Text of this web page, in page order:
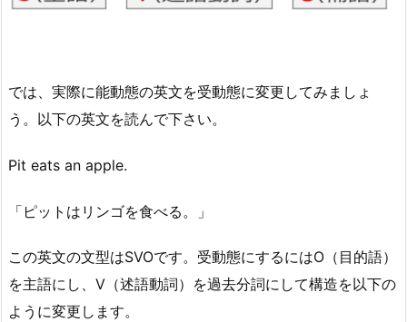
では、実際に能動態の英文を受動態に変更してみましょ
う。以下の英文を読んで下さい。
Pit eats an apple.
「ピットはリンゴを食べる。」
この英文の文型はSVOです。受動態にするにはO（目的語）
を主語にし、V（述語動詞）を過去分詞にして構造を以下の
ように変更します。